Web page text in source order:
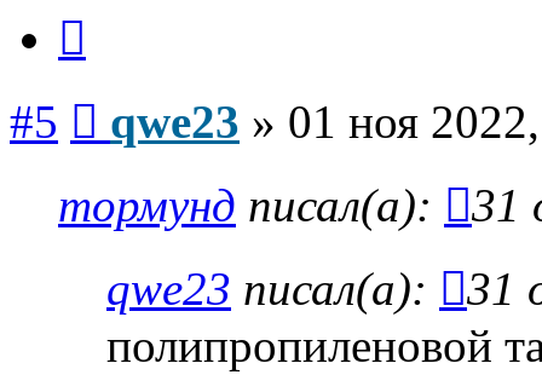
#5 qwe23 » 01 ноя
тормунд писал(а):
31
qwe23 писал(а):
31
полипропиленовой